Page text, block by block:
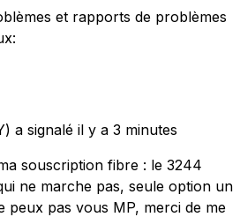
et rapports de problèmes
a signalé il y a 3 minutes
souscription fibre : le 3244
ne marche pas, seule option un
peux pas vous MP, merci de me